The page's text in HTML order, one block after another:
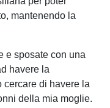
mantenendo la
e sposate con una
havere la
cercare di havere la
della mia moglie.